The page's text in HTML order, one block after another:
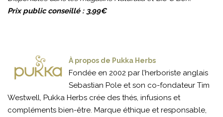
Prix public conseillé : 3,99€
À propos de Pukka Herbs
Fondée en 2002 par l’herboriste anglais
Sebastian Pole et son co-fondateur Tim
Westwell, Pukka Herbs crée des thés, infusions et
compléments bien-être. Marque éthique et responsable,